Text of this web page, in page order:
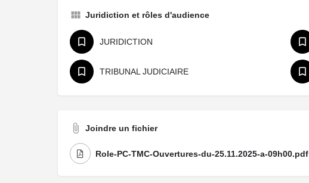
Juridiction et rôles d'audience
JURIDICTION
TRIBUNAL JUDICIAIRE
Joindre un fichier
Role-PC-TMC-Ouvertures-du-25.11.2025-a-09h00.pdf